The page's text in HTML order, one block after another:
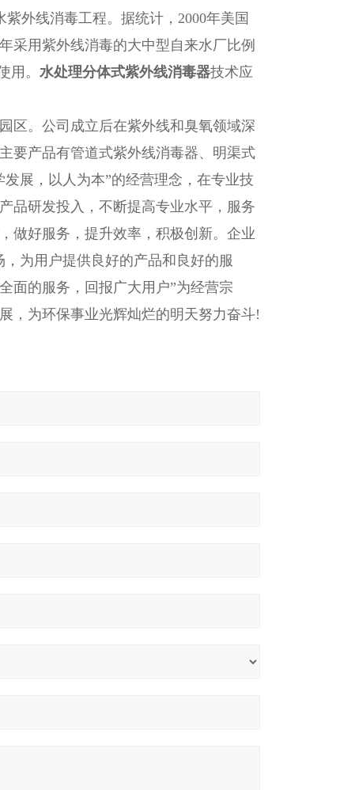
外线消毒工程。据统计，2000年美国
采用紫外线消毒的大中型自来水厂比例
用。 水处理分体式紫外线消毒器技术应
区。公司成立后在紫外线和臭氧领域深
要产品有管道式紫外线消毒器、明渠式
展，以人为本”的经营理念，在专业技
品研发投入，不断提高专业水平，服务
做好服务，提升效率，积极创新。企业
为用户提供良好的产品和良好的服
面的服务，回报广大用户”为经营宗
，为环保事业光辉灿烂的明天努力奋斗!